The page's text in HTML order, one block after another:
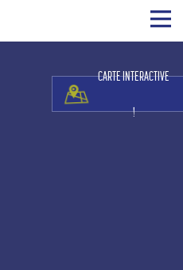
CARTE INTERACTIVE
!